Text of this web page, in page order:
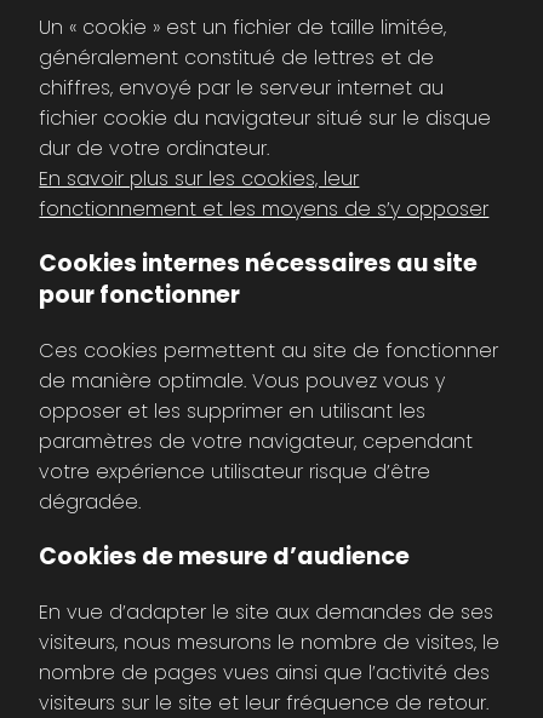
Un « cookie » est un fichier de taille limitée,
généralement constitué de lettres et de
chiffres, envoyé par le serveur internet au
fichier cookie du navigateur situé sur le disque
dur de votre ordinateur.
En savoir plus sur les cookies, leur
fonctionnement et les moyens de s’y opposer
Cookies internes nécessaires au site
pour fonctionner
Ces cookies permettent au site de fonctionner
de manière optimale. Vous pouvez vous y
opposer et les supprimer en utilisant les
paramètres de votre navigateur, cependant
votre expérience utilisateur risque d’être
dégradée.
Cookies de mesure d’audience
En vue d’adapter le site aux demandes de ses
visiteurs, nous mesurons le nombre de visites, le
nombre de pages vues ainsi que l’activité des
visiteurs sur le site et leur fréquence de retour.